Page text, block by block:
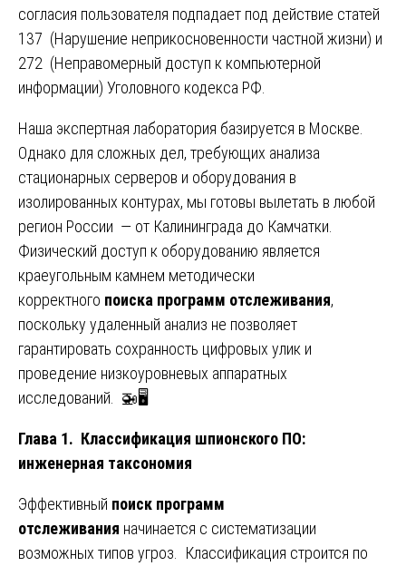
согласия пользователя подпадает под действие статей
137 (Нарушение неприкосновенности частной жизни) и
272 (Неправомерный доступ к компьютерной
информации) Уголовного кодекса РФ.
Наша экспертная лаборатория базируется в Москве.
Однако для сложных дел, требующих анализа
стационарных серверов и оборудования в
изолированных контурах, мы готовы вылетать в любой
регион России — от Калининграда до Камчатки.
Физический доступ к оборудованию является
краеугольным камнем методически
корректного поиска программ отслеживания,
поскольку удаленный анализ не позволяет
гарантировать сохранность цифровых улик и
проведение низкоуровневых аппаратных
исследований. 🚁🖥️
Глава 1. Классификация шпионского ПО:
инженерная таксономия
Эффективный поиск программ
отслеживания начинается с систематизации
возможных типов угроз. Классификация строится по